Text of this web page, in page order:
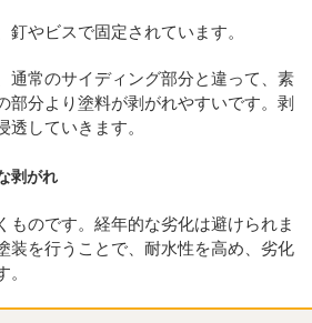
やビスで固定されています。
通常のサイディング部分と違って、素
部分より塗料が剥がれやすいです。剥
透していきます。
剥がれ
ものです。経年的な劣化は避けられま
装を行うことで、耐水性を高め、劣化